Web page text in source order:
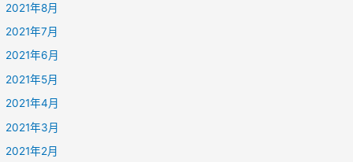
2021年8月
2021年7月
2021年6月
2021年5月
2021年4月
2021年3月
2021年2月